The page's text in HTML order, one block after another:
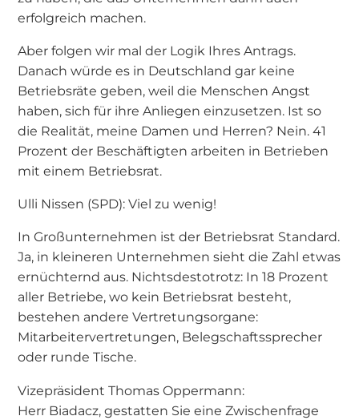
erfolgreich machen.
Aber folgen wir mal der Logik Ihres Antrags.
Danach würde es in Deutschland gar keine
Betriebsräte geben, weil die Menschen Angst
haben, sich für ihre Anliegen einzusetzen. Ist so
die Realität, meine Damen und Herren? Nein. 41
Prozent der Beschäftigten arbeiten in Betrieben
mit einem Betriebsrat.
Ulli Nissen (SPD): Viel zu wenig!
In Großunternehmen ist der Betriebsrat Standard.
Ja, in kleineren Unternehmen sieht die Zahl etwas
ernüchternd aus. Nichtsdestotrotz: In 18 Prozent
aller Betriebe, wo kein Betriebsrat besteht,
bestehen andere Vertretungsorgane:
Mitarbeitervertretungen, Belegschaftssprecher
oder runde Tische.
Vizepräsident Thomas Oppermann:
Herr Biadacz, gestatten Sie eine Zwischenfrage